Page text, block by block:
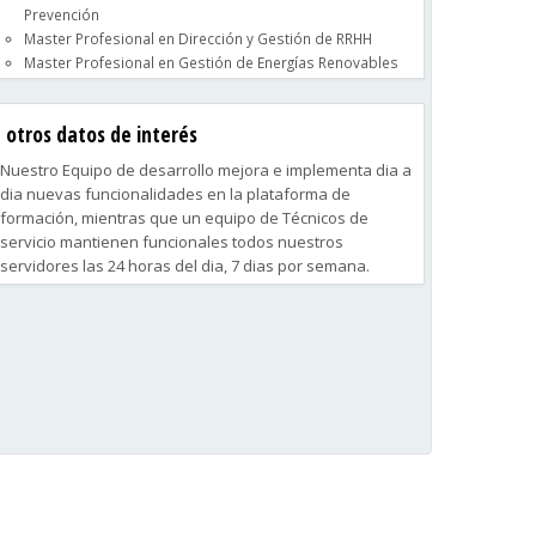
Prevención
Master Profesional en Dirección y Gestión de RRHH
Master Profesional en Gestión de Energías Renovables
otros datos de interés
Nuestro Equipo de desarrollo mejora e implementa dia a
dia nuevas funcionalidades en la plataforma de
formación, mientras que un equipo de Técnicos de
servicio mantienen funcionales todos nuestros
servidores las 24 horas del dia, 7 dias por semana.